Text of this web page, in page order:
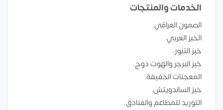
الخدمات والمنتجات
الصمون العراقي.
الخبز العربي.
خبز التنور.
خبز البرجر والهوت دوج.
المعجنات الخفيفة.
خبز الساندويتش.
التوريد للمطاعم والفنادق.